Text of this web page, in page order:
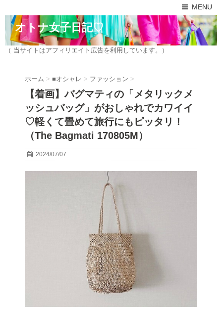
MENU
オトナ女子日記♡
（ 当サイトはアフィリエイト広告を利用しています。）
ホーム > ■オシャレ > ファッション >
【着画】バグマティの「メタリックメ
ッシュバッグ」がおしゃれでカワイイ
♡軽くて畳めて旅行にもピッタリ！
（The Bagmati 170805M）
2024/07/07